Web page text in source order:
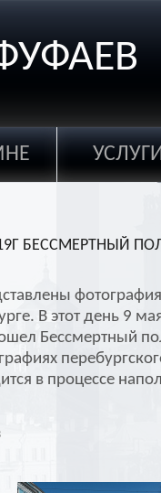
БЕССМЕРТНЫЙ
В этот день 9
Бессмертный
в процессе